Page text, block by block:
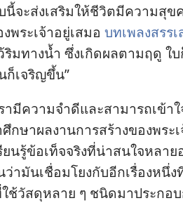
นี้จะส่งเสริมให้ชีวิตมีความสุข
งพระเจ้าอยู่เสมอ บทเพลงสรร
ริมทางน้ำ ซึ่งเกิดผลตามฤดู ใบ
ก็เจริญขึ้น”
ามีความจำดีและสามารถเข้า
ศึกษาผลงานการสร้างของพระ
ยนรู้ข้อเท็จจริงที่น่าสนใจหลาย
ว่ามันเชื่อมโยงกับอีกเรื่องหนึ่ง
ใช้วัสดุหลาย ๆ ชนิดมาประกอบ